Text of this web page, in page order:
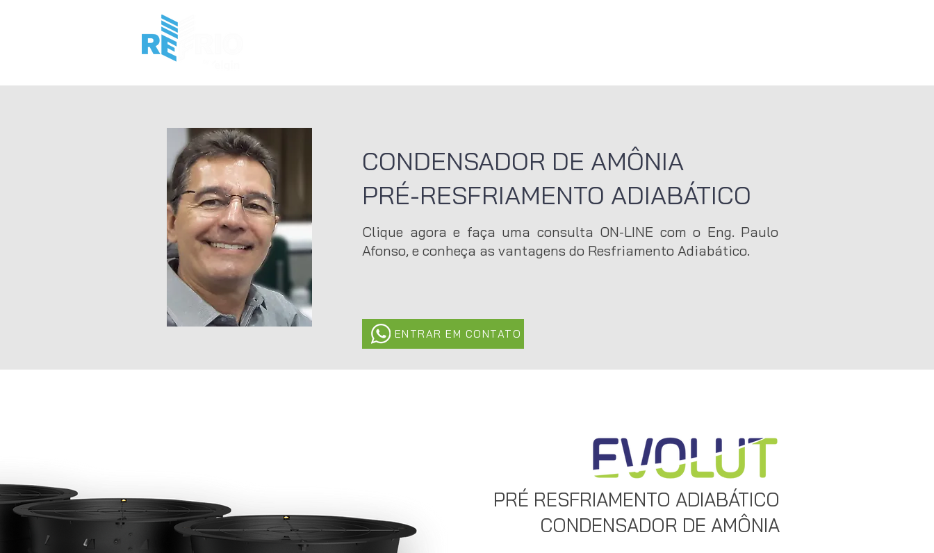
CONDENSADOR DE AMÔNIA
PRÉ-RESFRIAMENTO ADIABÁTICO
Clique agora e faça uma consulta ON-LINE com o Eng. Paulo
Afonso, e conheça as vantagens do Resfriamento Adiabático.
ENTRAR EM CONTATO
PRÉ RESFRIAMENTO ADIABÁTICO
CONDENSADOR DE AMÔNIA